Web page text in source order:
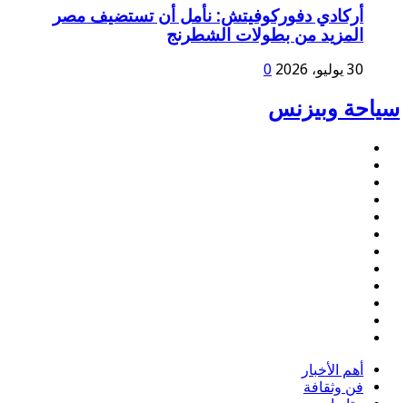
أركادي دفوركوفيتش: نأمل أن تستضيف مصر
المزيد من بطولات الشطرنج
30 يوليو، 2026 0
سياحة وبيزنس
أهم اﻷخبار
فن وثقافة